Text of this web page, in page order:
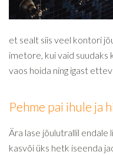
et sealt siis veel kontori
imetore, kui vaid suudaks
vaos hoida ning igast
Pehme pai ihule ja
Ära lase jõulutrallil endale
kasvõi üks hetk iseenda